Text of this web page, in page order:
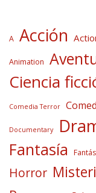
A Acción
Animation
Ciencia
Comedia Terror
Documentary
Fantasía
Horror